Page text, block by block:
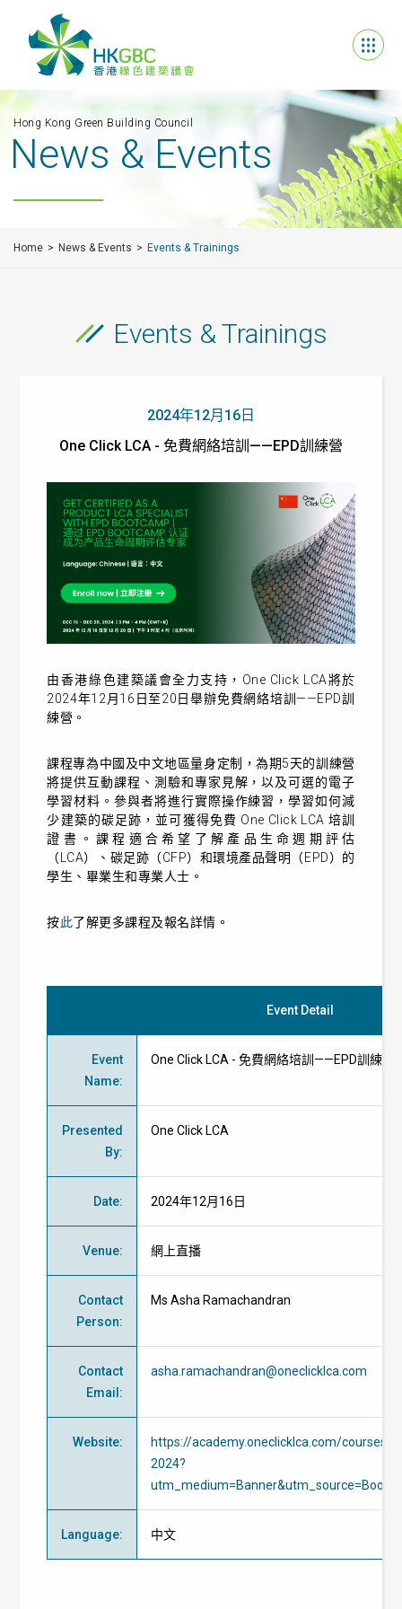
Hong Kong Green Building Council
News & Events
Home News & Events Events & Trainings
Events & Trainings
2024年12月16日
One Click LCA - 免費網絡培訓——EPD訓練營
由香港綠色建築議會全力支持，One Click LCA將於
2024年12月16日至20日舉辦免費網絡培訓——EPD訓
練營。
課程專為中國及中文地區量身定制，為期5天的訓練營
將提供互動課程、測驗和專家見解，以及可選的電子
學習材料。參與者將進行實際操作練習，學習如何減
少建築的碳足跡，並可獲得免費 One Click LCA 培訓
證書。課程適合希望了解產品生命週期評估
（LCA）、碳足跡（CFP）和環境產品聲明（EPD）的
學生、畢業生和專業人士。
按此了解更多課程及報名詳情。
Event Detail
Event
Name:
One Click LCA - 免費網絡培訓——EPD訓練營
Presented
By:
One Click LCA
Date: 2024年12月16日
Venue: 網上直播
Contact
Person:
Ms Asha Ramachandran
Contact
Email :
asha.ramachandran@oneclicklca.com
Website:
https://academy.oneclicklca.com/courses/
2024?
Language: 中文